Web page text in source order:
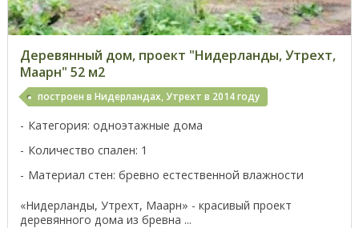
Деревянный дом, проект "Нидерланды, Утрехт,
Маарн" 52 м2
построен в Нидерландах, Утрехт в 2014 году
Категория: одноэтажные дома
Количество спален: 1
Материал стен: бревно естественной влажности
«Нидерланды, Утрехт, Маарн» - красивый проект
деревянного дома из бревна ...